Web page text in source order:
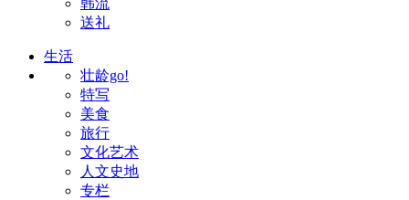
韩流
送礼
生活
壮龄go!
特写
美食
旅行
文化艺术
人文史地
专栏